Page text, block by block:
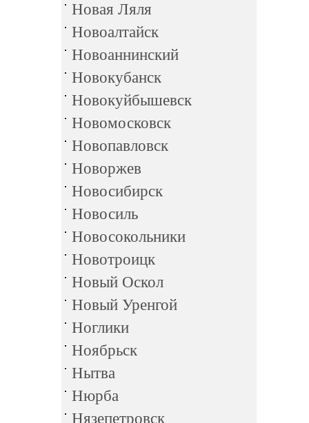
Новая Ляля
Новоалтайск
Новоаннинский
Новокубанск
Новокуйбышевск
Новомосковск
Новопавловск
Новоржев
Новосибирск
Новосиль
Новосокольники
Новотроицк
Новый Оскол
Новый Уренгой
Ноглики
Ноябрьск
Нытва
Нюрба
Нязепетровск